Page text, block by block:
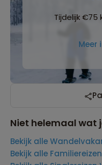
Tijdelijk €75
Meer
Niet helemaal wat
Bekijk alle
Bekijk alle